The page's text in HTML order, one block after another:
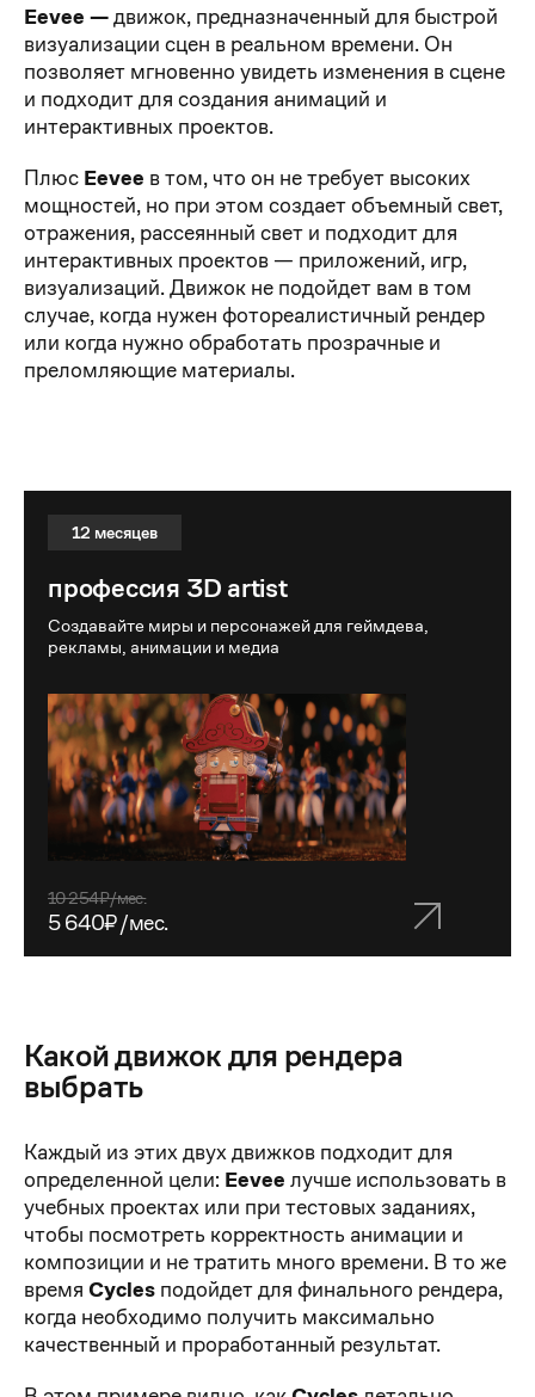
Eevee —движок, предназначенный для быстрой
визуализации сцен в реальном времени. Он
позволяет мгновенно увидеть изменения в сцене
и подходит для создания анимаций и
интерактивных проектов.
Плюс Eevee в том, что он не требует высоких
мощностей, но при этом создает объемный свет,
отражения, рассеянный свет и подходит для
интерактивных проектов — приложений, игр,
визуализаций. Движок не подойдет вам в том
случае, когда нужен фотореалистичный рендер
или когда нужно обработать прозрачные и
преломляющие материалы.
12 месяцев
профессия 3D artist
Создавайте миры и персонажей для геймдева,
рекламы, анимации и медиа
10 254₽/мес.
5 640₽/мес.
Какой движок для рендера
выбрать
Каждый из этих двух движков подходит для
определенной цели: Eevee лучше использовать в
учебных проектах или при тестовых заданиях,
чтобы посмотреть корректность анимации и
композиции и не тратить много времени. В то же
время Cycles подойдет для финального рендера,
когда необходимо получить максимально
качественный и проработанный результат.